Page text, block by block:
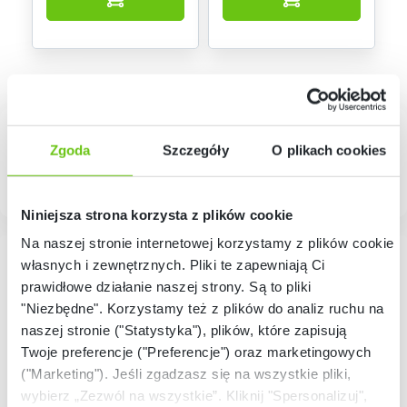
Zgoda Szczegóły O plikach cookies
Niniejsza strona korzysta z plików cookie
Na naszej stronie internetowej korzystamy z plików cookie:
własnych i zewnętrznych. Pliki te zapewniają Ci
prawidłowe działanie naszej strony. Są to pliki
"Niezbędne". Korzystamy też z plików do analiz ruchu na
naszej stronie ("Statystyka"), plików, które zapisują
Twoje preferencje ("Preferencje") oraz marketingowych
("Marketing"). Jeśli zgadzasz się na wszystkie pliki,
wybierz „Zezwól na wszystkie”. Kliknij "Spersonalizuj",
System nauczania LEGO® Education
BLOG LEGO® Education